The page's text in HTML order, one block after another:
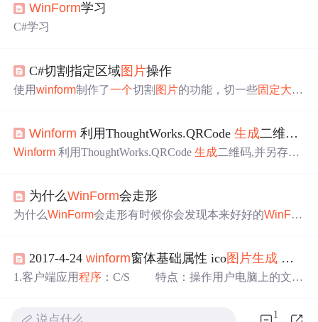
WinForm学习
C#学习
C#切割指定区域图片操作
使用winform制作了一个切割 图片的功能，切一些固定大小
= @"C:\"; opdialog.FilterIndex = 1; ...
Winform 利用ThoughtWorks.QRCode生成二维码,并另存为二维码
Winform 利用ThoughtWorks.QRCode生成二维码,并另存为
维，zxing,QrCodeNet/dll二维码） https://blog.csdn.net/kongw
ei521/ar...
为什么WinForm会走形
为什么WinForm会走形有时候你会发现本来好好的WinFor
是因为WinForm的自动放缩功能。因为不同语言的系统使
用不同的缺省字体，相同字体的系统也可能使用不同的DP
自动放缩的
2017-4-24winform窗体基础属性 ico图片生成
1.客户端应用程序 ：C/S 特点：操作用户电脑上的文件
说点什么… 1